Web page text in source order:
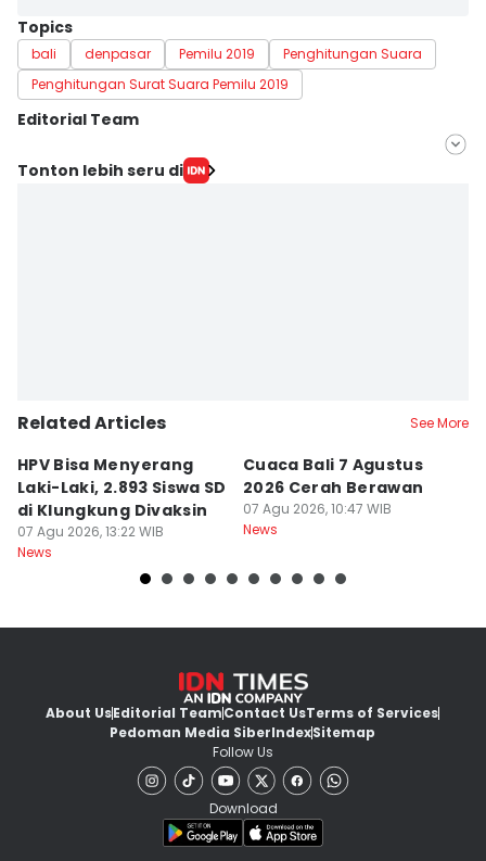
Topics
bali denpasar Pemilu 2019
Penghitungan Suara
Penghitungan Surat Suara Pemilu 2019
Editorial Team
Editor
Tonton lebih seru di
Related Articles See More
HPV Bisa Menyerang
Laki-Laki, 2.893 Siswa SD
di Klungkung Divaksin
07 Agu 2026, 13:22 WIB
News
Cuaca Bali 7 Agustus
2026 Cerah Berawan
07 Agu 2026, 10:47 WIB
News
About UsEditorial TeamContact UsTerms of Services
Pedoman Media SiberIndexSitemap
Follow Us
Download